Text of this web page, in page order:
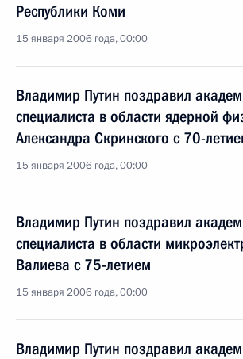
Республики Коми
15 января 2006 года, 00:00
Владимир Путин поздравил
специалиста в области ядерной
Александра Скринского с 70-
15 января 2006 года, 00:00
Владимир Путин поздравил
специалиста в области
Валиева с 75-летием
15 января 2006 года, 00:00
Владимир Путин поздравил